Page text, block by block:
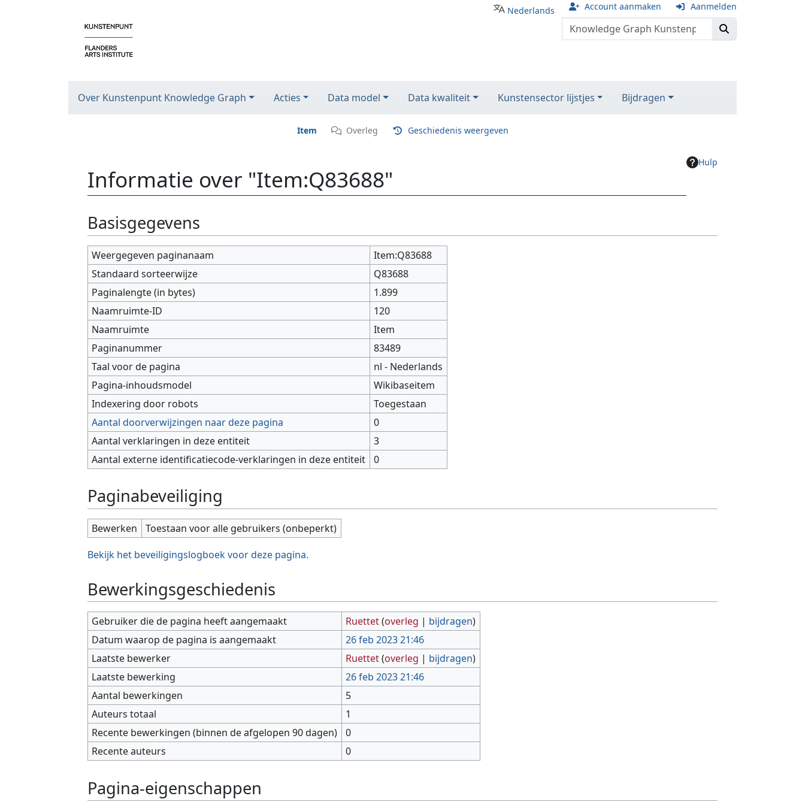
Nederlands Account aanmaken Aanmelden
Over Kunstenpunt Knowledge Graph Acties Data model Data kwaliteit Kunstensector lijstjes Bijdragen
Item Overleg Geschiedenis weergeven
Hulp
Informatie over "Item:Q83688"
Basisgegevens
Weergegeven paginanaam
Item:Q83688
Standaard sorteerwijze
Q83688
Paginalengte (in bytes)
1.899
Naamruimte-ID
120
Naamruimte
Item
Paginanummer
83489
Taal voor de pagina
nl - Nederlands
Pagina-inhoudsmodel
Wikibaseitem
Indexering door robots
Toegestaan
Aantal doorverwijzingen naar deze pagina
0
Aantal verklaringen in deze entiteit
3
Aantal externe identificatiecode-verklaringen in deze entiteit
0
Paginabeveiliging
Bewerken
Toestaan voor alle gebruikers (onbeperkt)
Bekijk het beveiligingslogboek voor deze pagina.
Bewerkingsgeschiedenis
Gebruiker die de pagina heeft aangemaakt Ruettet(overleg | bijdragen)
Datum waarop de pagina is aangemaakt
26 feb 2023 21:46
Laatste bewerker
Ruettet(overleg | bijdragen)
Laatste bewerking
26 feb 2023 21:46
Aantal bewerkingen
5
Auteurs totaal
1
Recente bewerkingen (binnen de afgelopen 90 dagen)
0
Recente auteurs
0
Pagina-eigenschappen